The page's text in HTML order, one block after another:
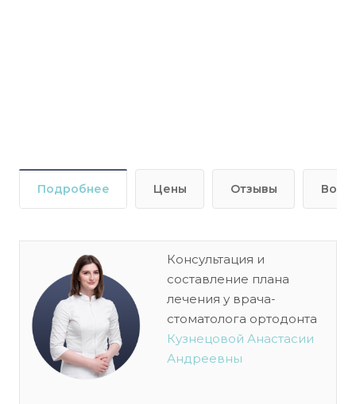
Подробнее Цены Отзывы
Консультация и
составление плана
лечения у врача-
стоматолога ортодонта
Кузнецовой Анастасии
Андреевны